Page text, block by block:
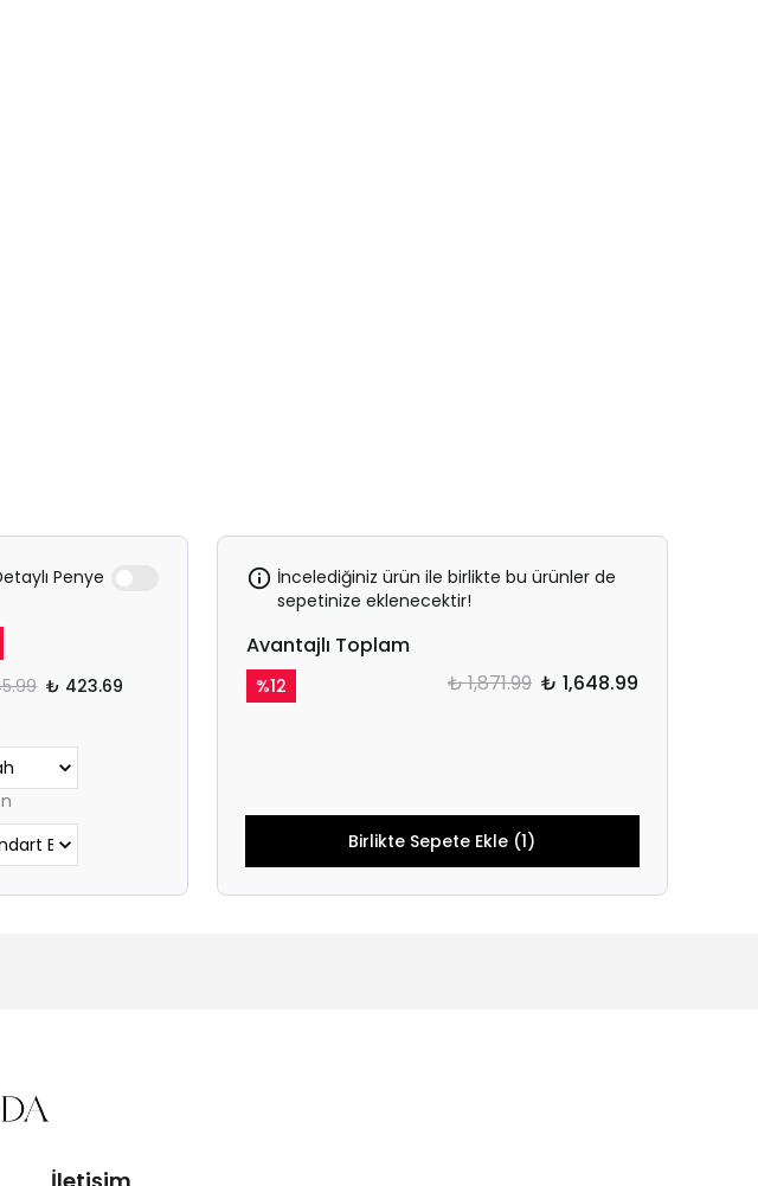
Penye
₺ 423.69
İncelediğiniz ürün ile birlikte bu ürünler de
sepetinize eklenecektir!
Avantajlı Toplam
%12 ₺ 1,871.99 ₺ 1,648.99
Birlikte Sepete Ekle (1)